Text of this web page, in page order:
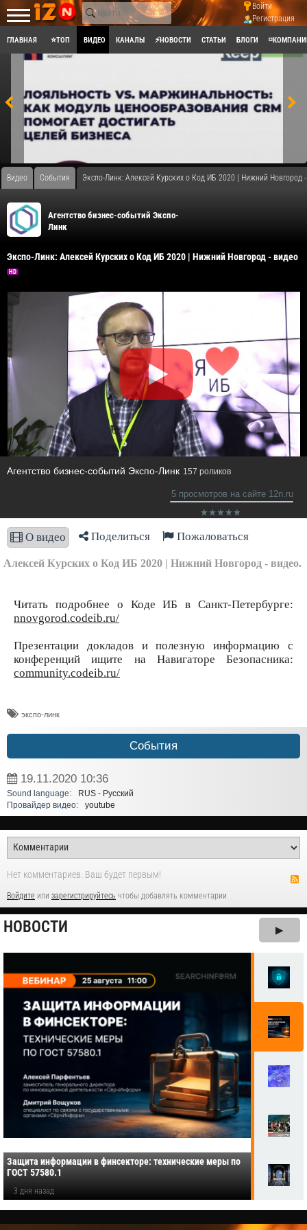
Войти
Регистрация
ГЛАВНАЯ ⭐ТОП ВИДЕО КАНАЛЫ ⚡НОВОСТИ СТАТЬИ БЛОГИ
Видео События Экспо-Линк: Алексей Курских о Код ИБ 2020 | Нижний Новгород
Агентство бизнес-событий Экспо-
Линк
Экспо-Линк: Алексей Курских о Код ИБ 2020 | Нижний Новгород - видео
HD
Агентство бизнес-событий Экспо-Линк 157 роликов
5 просмотров на сайте 12n.ru
О видео Поделиться Пожаловаться
Алексей Курских о Код ИБ 2020 | Нижний Новгород - видео.
Читать подробнее о Коде ИБ в Санкт-Петербурге:
nnovgorod.codeib.ru/
Презентации докладов и полезную информацию с
конференций ищите на Навигаторе Безопасника:
community.codeib.ru/
экспо-линк
События
19.11.2020 10:36
Sound language:
RUS - Русский
Провайдер видео:
youtube
Нет комментариев. Ваш будет первым!
Войдите или зарегистрируйтесь чтобы добавлять комментарии
НОВОСТИ ▶
Защита информации в финсекторе: технические меры по
ГОСТ 57580.1
3 дня назад